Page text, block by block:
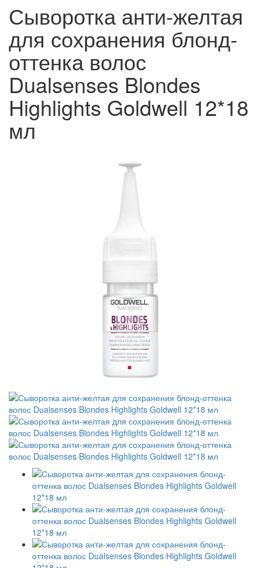
Сыворотка анти-желтая
для сохранения блонд-
оттенка волос
Dualsenses Blondes
Highlights Goldwell 12*18
мл